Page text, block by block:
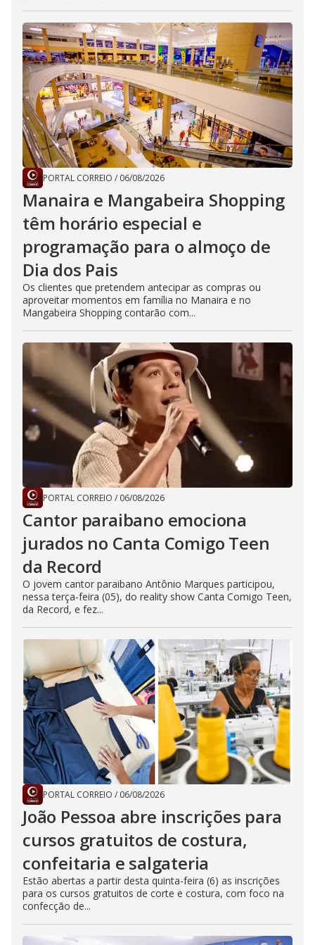
PORTAL CORREIO / 06/08/2026
Manaira e Mangabeira Shopping
têm horário especial e
programação para o almoço de
Dia dos Pais
Os clientes que pretendem antecipar as compras ou
aproveitar momentos em família no Manaira e no
Mangabeira Shopping contarão com...
PORTAL CORREIO / 06/08/2026
Cantor paraibano emociona
jurados no Canta Comigo Teen
da Record
O jovem cantor paraibano Antônio Marques participou,
nessa terça-feira (05), do reality show Canta Comigo Teen,
da Record, e fez...
PORTAL CORREIO / 06/08/2026
João Pessoa abre inscrições para
cursos gratuitos de costura,
confeitaria e salgateria
Estão abertas a partir desta quinta-feira (6) as inscrições
para os cursos gratuitos de corte e costura, com foco na
confecção de...